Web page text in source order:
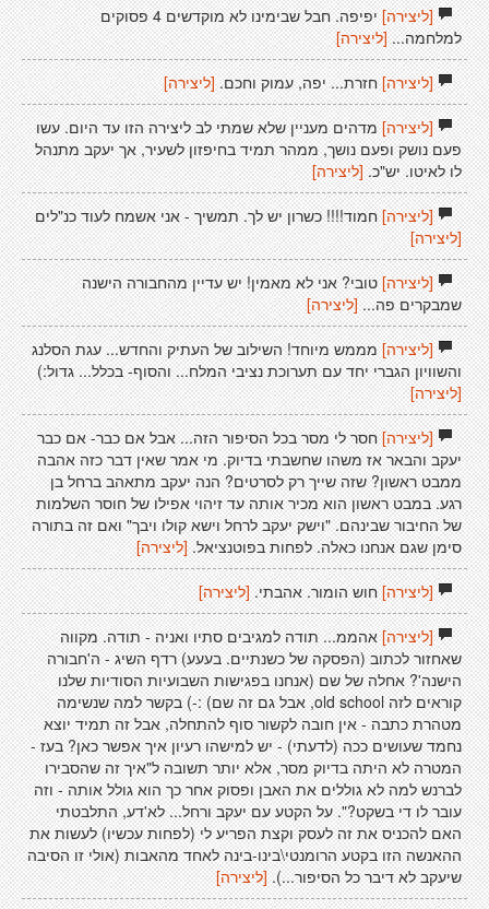
[ליצירה]
יפיפה. חבל שבימינו לא מוקדשים 4 פסוקים
למלחמה...[ליצירה]
[ליצירה]חזרת... יפה, עמוק וחכם. [ליצירה]
[ליצירה]מדהים מעניין שלא שמתי לב ליצירה הזו עד היום. עשו
פעם נושק ופעם נושך, ממהר תמיד בחיפזון לשעיר, אך יעקב מתנהל
לו לאיטו. יש"כ.[ליצירה]
[ליצירה]חמוד!!!! כשרון יש לך. תמשיך - אני אשמח לעוד כנ"לים
[ליצירה]
[ליצירה]טובי? אני לא מאמין! יש עדיין מהחבורה הישנה
שמבקרים פה... [ליצירה]
[ליצירה]מממש מיוחד! השילוב של העתיק והחדש... עגת הסלנג
והשוויון הגברי יחד עם תערוכת נציבי המלח... והסוף- בכלל... גדול:)
[ליצירה]
[ליצירה]חסר לי מסר בכל הסיפור הזה... אבל אם כבר- אם כבר
יעקב והבאר אז משהו שחשבתי בדיוק. מי אמר שאין דבר כזה אהבה
ממבט ראשון? שזה שייך רק לסרטים? הנה יעקב מתאהב ברחל בן
רגע. במבט ראשון הוא מכיר אותה עד זיהוי אפילו של חוסר השלמות
של החיבור שבינהם. "וישק יעקב לרחל וישא קולו ויבך" ואם זה בתורה
סימן שגם אנחנו כאלה. לפחות בפוטנציאל.[ליצירה]
[ליצירה]חוש הומור. אהבתי. [ליצירה]
[ליצירה]אהממ... תודה למגיבים סתיו ואניה - תודה. מקווה
שאחזור לכתוב (הפסקה של כשנתיים. בעעע) רדף השיג - ה'חבורה
הישנה'? אחלה של שם (אנחנו בפגישות השבועיות הסודיות שלנו
קוראים לזה old school, אבל גם זה שם) :-) בקשר למה שנשימה
מטהרת כתבה - אין חובה לקשור סוף להתחלה, אבל זה תמיד יוצא
נחמד שעושים ככה (לדעתי) - יש למישהו רעיון איך אפשר כאן? בעז -
המטרה לא היתה בדיוק מסר, אלא יותר תשובה ל"איך זה שהסבירו
לברנש למה לא גוללים את האבן ופסוק אחר כך הוא גולל אותה - וזה
עובר לו די בשקט?". על הקטע עם יעקב ורחל... לא'דע, התלבטתי
האם להכניס את זה לעסק וקצת הפריע לי (לפחות עכשיו) לעשות את
ההאנשה הזו בקטע הרומנטי\בינו-בינה לאחד מהאבות (אולי זו הסיבה
שיעקב לא דיבר כל הסיפור...). [ליצירה]